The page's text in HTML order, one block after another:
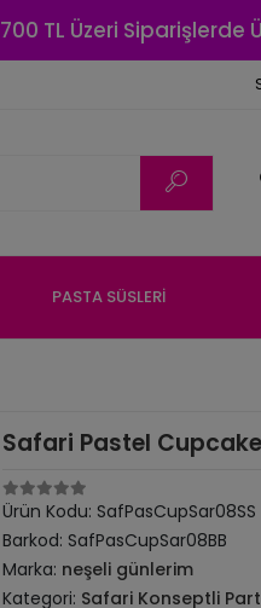
TL Üzeri Siparişlerde
PASTA SÜSLERİ
Safari Pastel Cupcake
Ürün Kodu: SafPasCupSar08SS
Barkod: SafPasCupSar08BB
Marka: neşeli günlerim
Kategori: Safari Konseptli